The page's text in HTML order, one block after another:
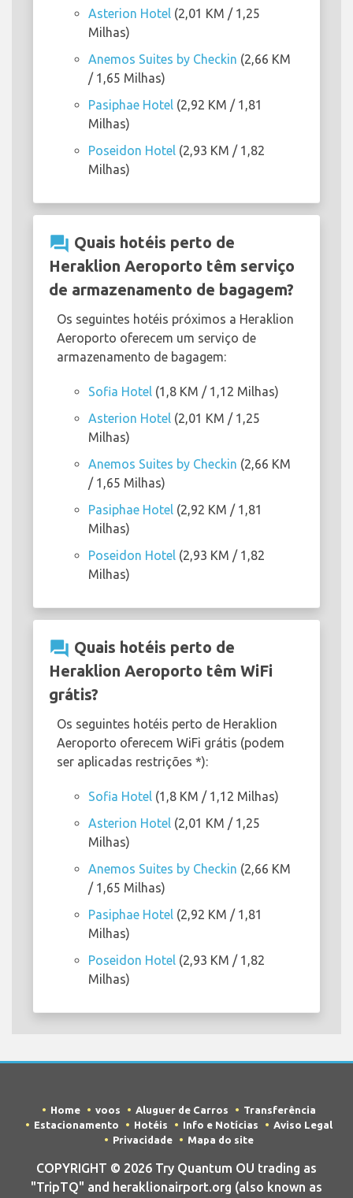
Asterion Hotel (2,01 KM / 1,25
Milhas)
Anemos Suites by Checkin (2,66 KM
/ 1,65 Milhas)
Pasiphae Hotel (2,92 KM / 1,81
Milhas)
Poseidon Hotel (2,93 KM / 1,82
Milhas)
question_answer Quais hotéis perto de
Heraklion Aeroporto têm serviço
de armazenamento de bagagem?
Os seguintes hotéis próximos a Heraklion
Aeroporto oferecem um serviço de
armazenamento de bagagem:
Sofia Hotel (1,8 KM / 1,12 Milhas)
Asterion Hotel (2,01 KM / 1,25
Milhas)
Anemos Suites by Checkin (2,66 KM
/ 1,65 Milhas)
Pasiphae Hotel (2,92 KM / 1,81
Milhas)
Poseidon Hotel (2,93 KM / 1,82
Milhas)
question_answer Quais hotéis perto de
Heraklion Aeroporto têm WiFi
grátis?
Os seguintes hotéis perto de Heraklion
Aeroporto oferecem WiFi grátis (podem
ser aplicadas restrições *):
Sofia Hotel (1,8 KM / 1,12 Milhas)
Asterion Hotel (2,01 KM / 1,25
Milhas)
Anemos Suites by Checkin (2,66 KM
/ 1,65 Milhas)
Pasiphae Hotel (2,92 KM / 1,81
Milhas)
Poseidon Hotel (2,93 KM / 1,82
Milhas)
Home voos Aluguer de Carros
Transferência
Estacionamento
Hotéis Info e Notícias
Aviso Legal
Privacidade
Mapa do site
COPYRIGHT © 2026 Try Quantum OU trading as
"TripTQ" and heraklionairport.org (also known as